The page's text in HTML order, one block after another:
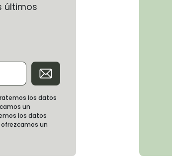
últimos
los datos
un
los datos
un